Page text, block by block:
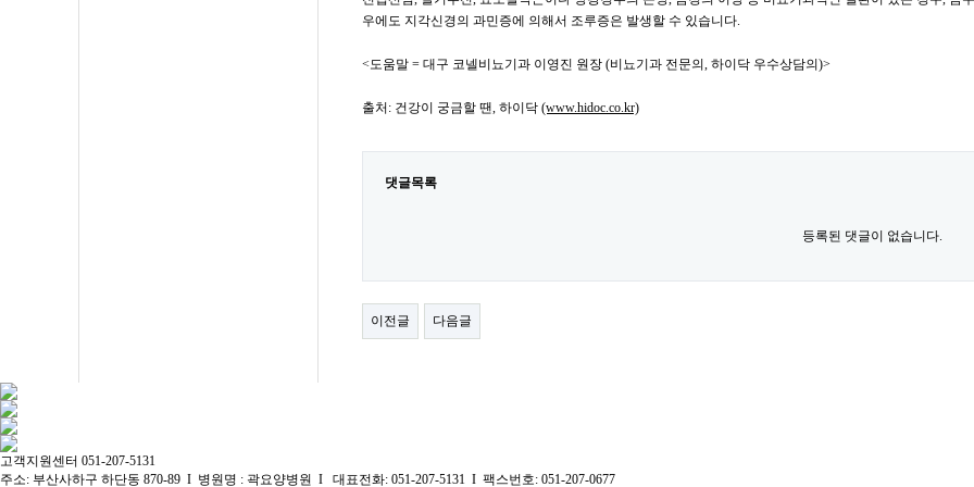
우에도 지각신경의 과민증에 의해서 조루증은 발생할 수 있습니다.
<도움말 = 대구 코넬비뇨기과 이영진 원장 (비뇨기과 전문의, 하이닥 우수상담의)>
출처: 건강이 궁금할 땐, 하이닥 (www.hidoc.co.kr)
댓글목록
등록된 댓글이 없습니다.
이전글 다음글
고객지원센터 051-207-5131
주소: 부산사하구 하단동 870-89 I 병원명 : 곽요양병원 I 대표전화: 051-207-5131 I 팩스번호: 051-207-0677